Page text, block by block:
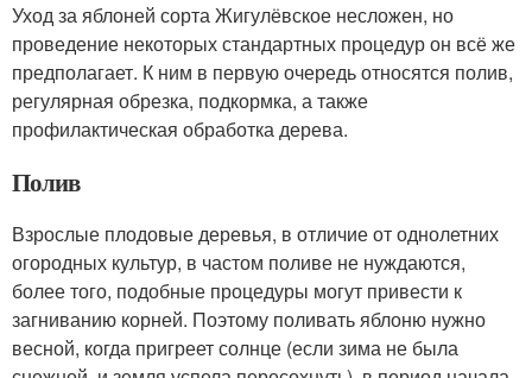
Уход за яблоней сорта Жигулёвское несложен, но
проведение некоторых стандартных процедур он всё же
предполагает. К ним в первую очередь относятся полив,
регулярная обрезка, подкормка, а также
профилактическая обработка дерева.
Полив
Взрослые плодовые деревья, в отличие от однолетних
огородных культур, в частом поливе не нуждаются,
более того, подобные процедуры могут привести к
загниванию корней. Поэтому поливать яблоню нужно
весной, когда пригреет солнце (если зима не была